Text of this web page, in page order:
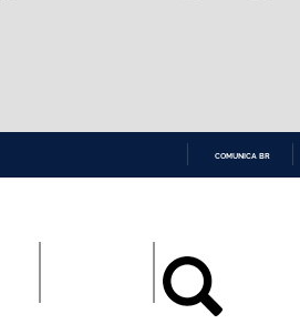
COMUNICA BR